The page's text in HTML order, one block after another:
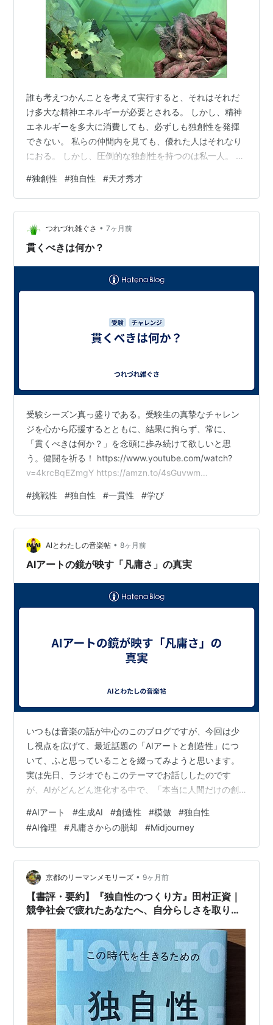
誰も考えつかんことを考えて実行すると、それはそれだ
け多大な精神エネルギーが必要とされる。 しかし、精神
エネルギーを多大に消費しても、必ずしも独創性を発揮
できない。 私らの仲間内を見ても、優れた人はそれなり
におる。 しかし、圧倒的な独創性を持つのは私一人。 農
私が開発した範囲の中でしか動けない。 たけした君のイ
チゴも、既存やり方に波動で調べた肥培管理があっての
ことで、それ以上の何かを彼が発見したかいうとしとら
ん。 経営者としての腕はあっても、研究開発における独
創性はない。 前やんも優れた人って呼べるレベルではあ
#独創性 #独自性 #天才秀才
つれづれ雑ぐさ • 7ヶ月前
貫くべきは何か？
受験シーズン真っ盛りである。受験生の真摯なチャレン
ジを心から応援するとともに、結果に拘らず、常に、
「貫くべきは何か？」を念頭に歩み続けて欲しいと思
う。健闘を祈る！ https://www.youtube.com/watch?
v=4krcBqEZmgY https://amzn.to/4sGuvwm
https://amzn.to/4kwbGIk https://amzn.to/4ktVbwn
#挑戦性 #独自性 #一貫性 #学び
AIとわたしの音楽帖 • 8ヶ月前
AIアートの鏡が映す「凡庸さ」の真実
いつもは音楽の話が中心のこのブログですが、今回は少
し視点を広げて、最近話題の「AIアートと創造性」につ
いて、ふと思っていることを綴ってみようと思います。
実は先日、ラジオでもこのテーマでお話ししたのです
が、AIがどんどん進化する中で、「本当に人間だけの創
た。 🎨 AIが生み出す「統計的美しさ」の落とし穴 将棋の
AIが、人間の定石を超越した一手（あの▲3八金のよう
な）を指したとき、私たちは「革新だ！」と興奮しまし
たよね。あれは、勝利という明確なゴールがあったから
こそ、「創造性」として称賛されました。 でも、これが
絵画や音楽といった、「名作」がゴー…
#AIアート #生成AI #創造性 #模倣 #独自性
#AI倫理 #凡庸さからの脱却 #Midjourney
京都のリーマンメモリーズ • 9ヶ月前
【書評・要約】『独自性のつくり方』田村正資｜
競争社会で疲れたあなたへ、自分らしさを取り戻